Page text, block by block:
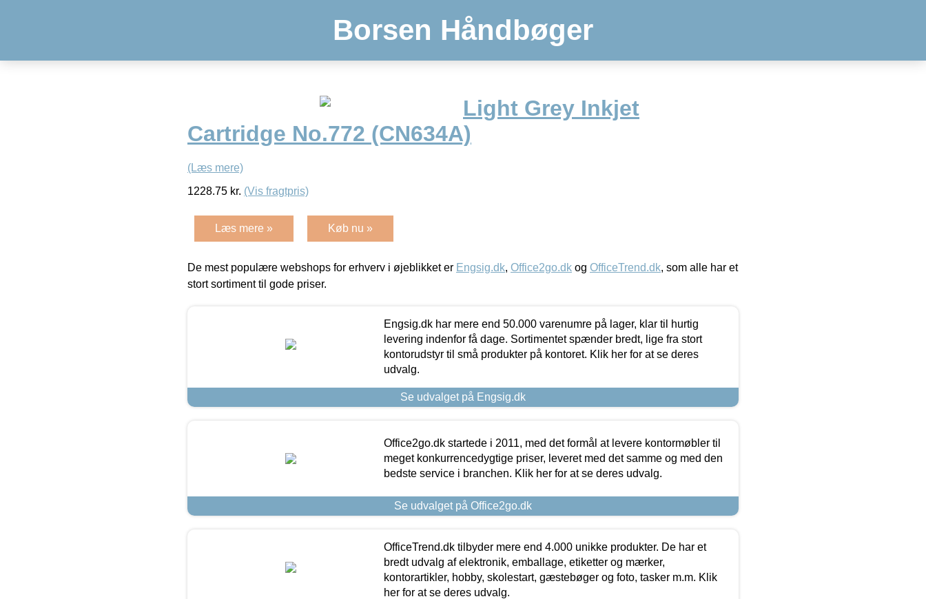
Borsen Håndbøger
Light Grey Inkjet
Cartridge No.772 (CN634A)
(Læs mere)
1228.75 kr. (Vis fragtpris)
Læs mere » Køb nu »
De mest populære webshops for erhverv i øjeblikket er Engsig.dk, Office2go.dk og OfficeTrend.dk, som alle har et
stort sortiment til gode priser.
Engsig.dk har mere end 50.000 varenumre på lager, klar til hurtig
levering indenfor få dage. Sortimentet spænder bredt, lige fra stort
kontorudstyr til små produkter på kontoret. Klik her for at se deres
udvalg.
Se udvalget på Engsig.dk
Office2go.dk startede i 2011, med det formål at levere kontormøbler til
meget konkurrencedygtige priser, leveret med det samme og med den
bedste service i branchen. Klik her for at se deres udvalg.
Se udvalget på Office2go.dk
OfficeTrend.dk tilbyder mere end 4.000 unikke produkter. De har et
bredt udvalg af elektronik, emballage, etiketter og mærker,
kontorartikler, hobby, skolestart, gæstebøger og foto, tasker m.m. Klik
her for at se deres udvalg.